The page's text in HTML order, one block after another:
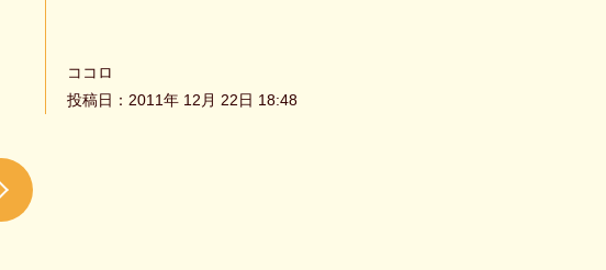
ココロ
投稿日：2011年 12月 22日 18:48